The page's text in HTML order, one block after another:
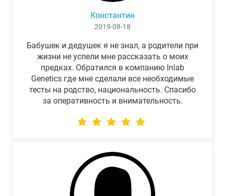
Константин
2019-08-18
Бабушек и дедушек я не знал, а родители при
жизни не успели мне рассказать о моих
предках. Обратился в компанию Inlab
Genetics где мне сделали все необходимые
тесты на родство, национальность. Спасибо
за оперативность и внимательность.